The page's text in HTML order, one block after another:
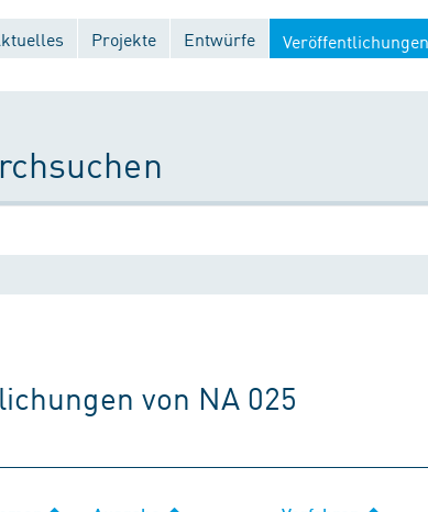
Projekte Entwürfe Veröffentlichungen
von NA 025